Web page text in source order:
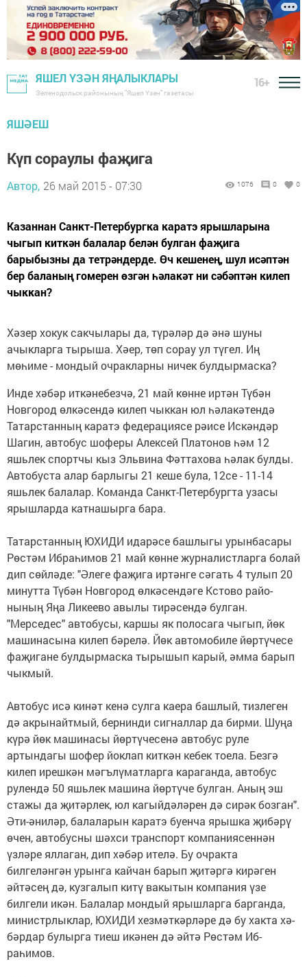
ЯШЕЛ ҮЗӘН ЯҢАЛЫКЛАРЫ
Зеленодольск районының "Яшел Үзән" газетасы
16+
ЯШӘЕШ
Күп сораулы фаҗига
Автор, 26 май 2015 - 07:30 1076 0 0
Казаннан Санкт-Петербургка каратэ ярышларына
чыгып киткән балалар белән булган фаҗига
барыбызны да тетрәндерде. Өч ке­шенең, шул исәптән
бер баланың гомерен өзгән һәлакәт ни сәбәптән килеп
чыккан?
Хәзер хокук сакчылары да, түрәләр дә әнә шуны
ачыкларга тырыша. Хәер, төп сорау ул түгел. Иң
мөһиме - мондый очракларны ничек булдырмаска?
Инде хәбәр иткәнебезчә, 21 май көнне иртән Түбән
Новгород өлкәсендә килеп чыккан юл һә­ла­кәтендә
Татарстанның каратэ федерациясе рәисе Искәндәр
Шагин, автобус шоферы Алексей Платонов һәм 12
яшьлек спортчы кыз Эльвина Фәттахова һәлак булды.
Автобуста алар барлыгы 21 кеше була, 12се - 11-14
яшьлек балалар. Команда Санкт-Петербургта узасы
ярышларда катнашырга бара.
Татарстанның ЮХИДИ идарәсе башлыгы урынбасары
Рөстәм Ибраһимов 21 май көнне журналистларга болай
дип сөйләде: "Әлеге фаҗига иртәнге сәгать 4 тулып 20
минутта Түбән Новгород өлкәсендәге Кстово райо­
нының Яңа Ликеево авылы тирәсендә булган.
"Мерседес" автобусы, каршы як полосага чыгып, йөк
машинасына килеп бәрелә. Йөк автомобиле йөртүчесе
фа­җигане булдырмаска тырышып карый, әмма барып
чыкмый.
Автобус исә кинәт кенә сулга каера башлый, тизлеген
дә акрынайтмый, бернинди сигналлар да бирми. Шуңа
күрә йөк машинасы йөртүчесенә автобус руле
артындагы шофер йоклап киткән кебек тоела. Безгә
килеп ирешкән мәгълү­мат­лар­га караганда, автобус
рулен­дә 50 яшьлек машина йөр­түче булган. Аның эш
стажы да җитәрлек, юл ка­гыйдә­ләрен дә сирәк бозган".
Әти-әниләр, балаларын каратэ буенча ярышка җи­бәрү
өчен, автобусны шәх­си транспорт компания­сен­нән
үзләре яллаган, дип хәбәр ителә. Бу очракта
билгеләнгән урынга кайчан барып җитәргә кирәген
әйтәсең дә, кузгалып китү вакытын компания үзе
билгели икән. Балалар мондый ярышларга барганда,
министрлыклар, ЮХИДИ хез­мәткәрләре дә бу хакта хә­
бәрдар булырга тиеш икә­нен дә әйтә Рөстәм Иб­
раһимов.